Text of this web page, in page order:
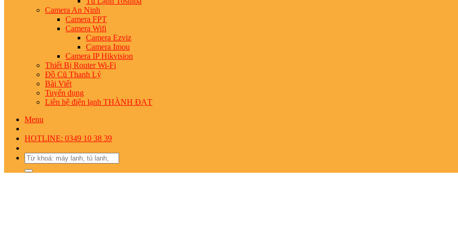
Camera An Ninh
Camera FPT
Camera Wifi
Camera Ezviz
Camera Imou
Camera IP Hikvision
Thiết Bị Router Wi-Fi
Đồ Cũ Thanh Lý
Bài Viết
Tuyển dụng
Liên hệ điện lạnh THÀNH ĐẠT
Menu
HOTLINE: 0349 10 38 39
Search
for: